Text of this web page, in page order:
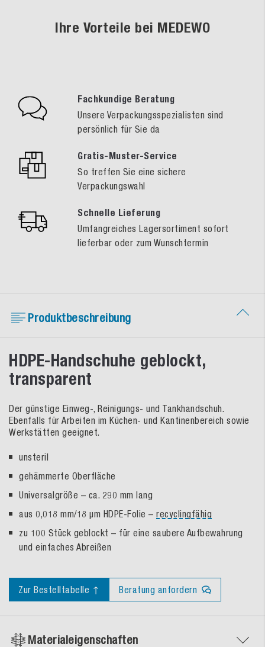
Ihre Vorteile bei MEDEWO
Fachkundige Beratung
Unsere Verpackungsspezialisten sind
persönlich für Sie da
Gratis-Muster-Service
So treffen Sie eine sichere
Verpackungswahl
Schnelle Lieferung
Umfangreiches Lagersortiment sofort
lieferbar oder zum Wunschtermin
Produktbeschreibung
HDPE-Handschuhe geblockt,
transparent
Der günstige Einweg-, Reinigungs- und Tankhandschuh.
Ebenfalls für Arbeiten im Küchen- und Kantinenbereich sowie
Werkstätten geeignet.
unsteril
gehämmerte Oberfläche
Universalgröße – ca. 290 mm lang
aus 0,018 mm/18 µm HDPE-Folie – recyclingfähig
zu 100 Stück geblockt – für eine saubere Aufbewahrung
und einfaches Abreißen
Zur Bestelltabelle ↑ Beratung anfordern
Materialeigenschaften